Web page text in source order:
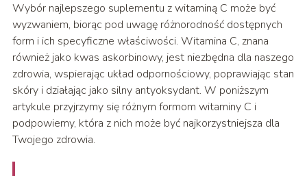
Wybór najlepszego suplementu z witaminą C może być
wyzwaniem, biorąc pod uwagę różnorodność dostępnych
form i ich specyficzne właściwości. Witamina C, znana
również jako kwas askorbinowy, jest niezbędna dla naszego
zdrowia, wspierając układ odpornościowy, poprawiając stan
skóry i działając jako silny antyoksydant. W poniższym
artykule przyjrzymy się różnym formom witaminy C i
podpowiemy, która z nich może być najkorzystniejsza dla
Twojego zdrowia.